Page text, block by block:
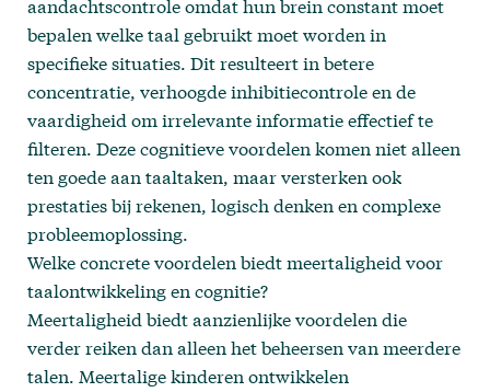
aandachtscontrole omdat hun brein constant moet
bepalen welke taal gebruikt moet worden in
specifieke situaties. Dit resulteert in betere
concentratie, verhoogde inhibitiecontrole en de
vaardigheid om irrelevante informatie effectief te
filteren. Deze cognitieve voordelen komen niet alleen
ten goede aan taaltaken, maar versterken ook
prestaties bij rekenen, logisch denken en complexe
probleemoplossing.
Welke concrete voordelen biedt meertaligheid voor
taalontwikkeling en cognitie?
Meertaligheid biedt aanzienlijke voordelen die
verder reiken dan alleen het beheersen van meerdere
talen. Meertalige kinderen ontwikkelen